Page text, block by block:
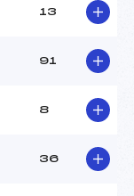
13
91
8
36